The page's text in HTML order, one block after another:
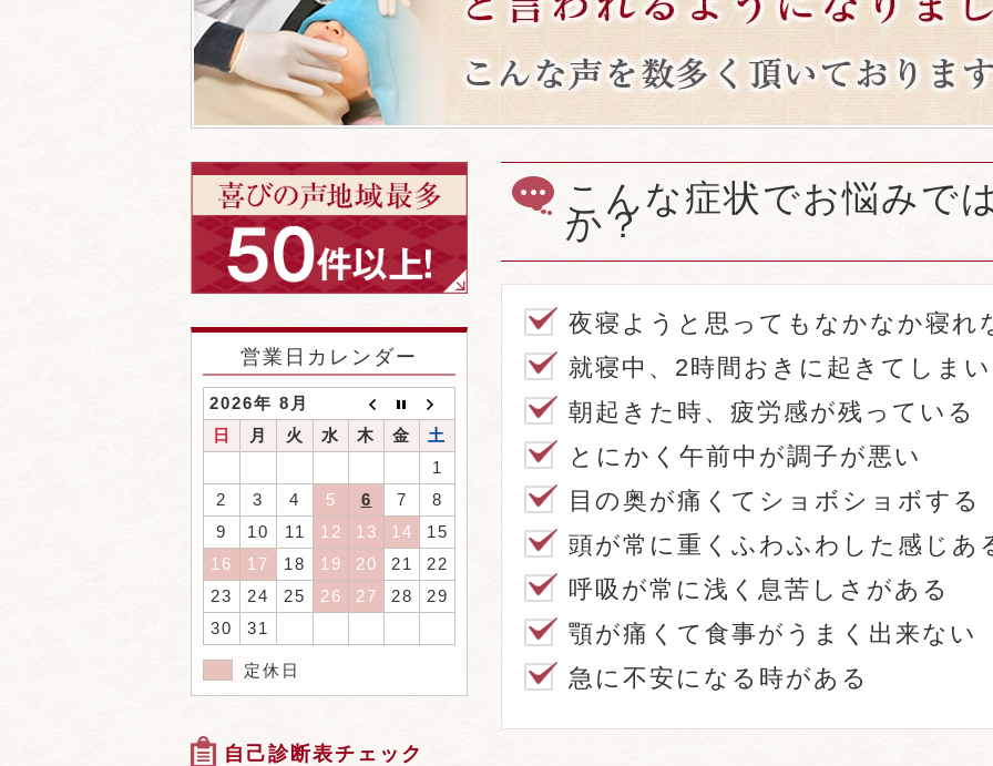
こんな症状でお悩みで
か？
夜寝ようと思ってもなかなか寝れ
就寝中、2時間おきに起きてしま
朝起きた時、疲労感が残っている
とにかく午前中が調子が悪い
目の奥が痛くてショボショボする
頭が常に重くふわふわした感じあ
呼吸が常に浅く息苦しさがある
顎が痛くて食事がうまく出来ない
急に不安になる時がある
営業日カレンダー
2026年 8月
日
月 火 水 木 金
土
1
2
3 4 5 6 7
8
9
10 11 12 13 14
15
16
17 18 19 20 21
22
23
24 25 26 27 28
29
30
31
定休日
自己診断表チェック